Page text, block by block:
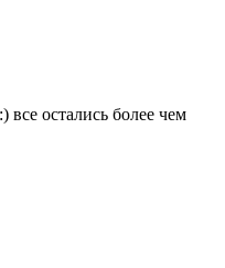
остались более чем